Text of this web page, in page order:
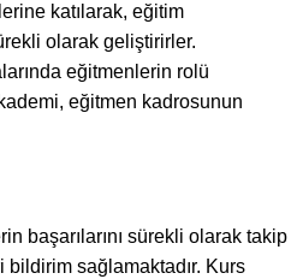
katılarak, eğitim
olarak geliştirirler.
eğitmenlerin rolü
eğitmen kadrosunun
başarılarını sürekli olarak takip
sağlamaktadır. Kurs